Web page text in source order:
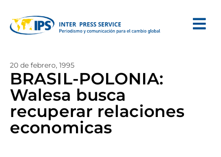
20 de febrero, 1995
BRASIL-POLONIA:
Walesa busca
recuperar relaciones
economicas